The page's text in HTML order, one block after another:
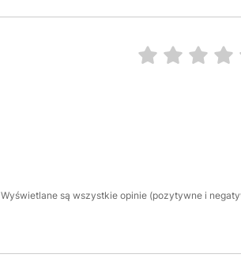
Wyświetlane są wszystkie opinie (pozytywne i